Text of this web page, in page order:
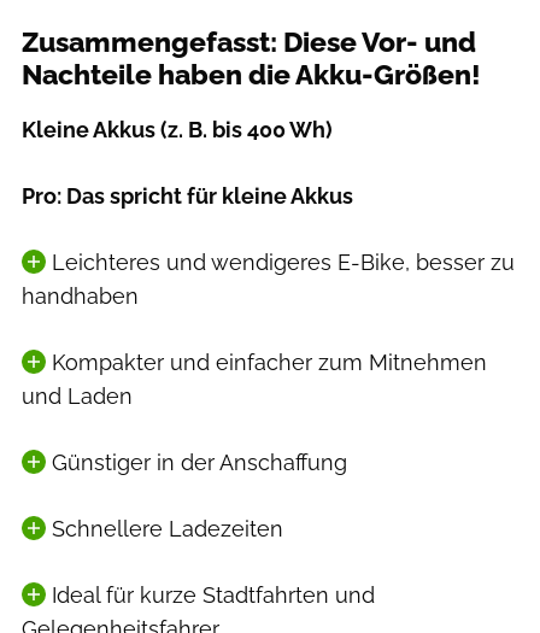
Zusammengefasst: Diese Vor- und
Nachteile haben die Akku-Größen!
Kleine Akkus (z. B. bis 400 Wh)
Pro: Das spricht für kleine Akkus
Leichteres und wendigeres E-Bike, besser zu
handhaben
Kompakter und einfacher zum Mitnehmen
und Laden
Günstiger in der Anschaffung
Schnellere Ladezeiten
Ideal für kurze Stadtfahrten und